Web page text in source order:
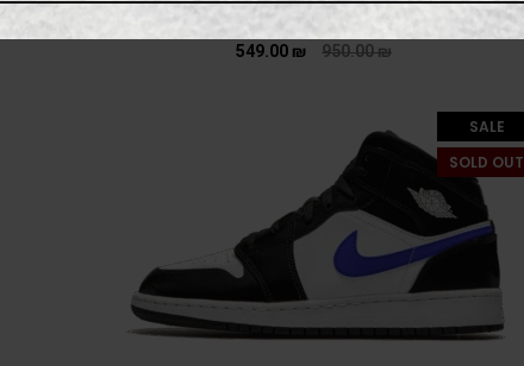
Air Jordan 1 Mid Champ Colors
950.00₪
549.00 ₪
SALE
SOLD OUT